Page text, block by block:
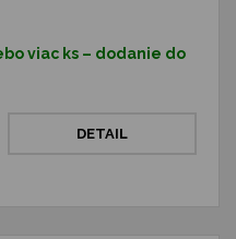
viac ks – dodanie do
DETAIL